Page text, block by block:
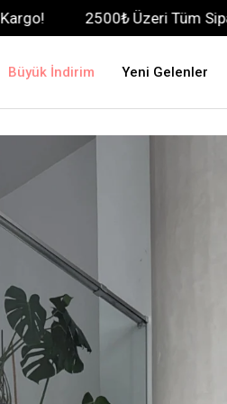
2500₺ Üzeri Tüm Siparişlerde
Büyük İndirim Yeni Gelenler